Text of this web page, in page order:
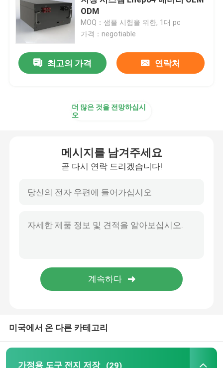
상업용 배터리 저장 시스템
48v Lifepo4 배터리
가정용 에너지 저장 배터리
태양 에너지 저장 배터리
51.2V 배터리
ODM
MOQ：샘플 시험을 위한, 1대 pc
가격：negotiable
최고의 가격 연락처
더 많은 것을 전망하십시
오
메시지를 남겨주세요
곧 다시 연락 드리겠습니다!
미국에서 온 다른 카테고리
가정용 도구 전지 저장 (29)